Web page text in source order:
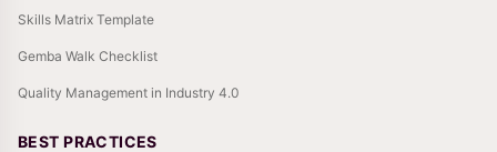
Skills Matrix Template
Gemba Walk Checklist
Quality Management in Industry 4.0
BEST PRACTICES